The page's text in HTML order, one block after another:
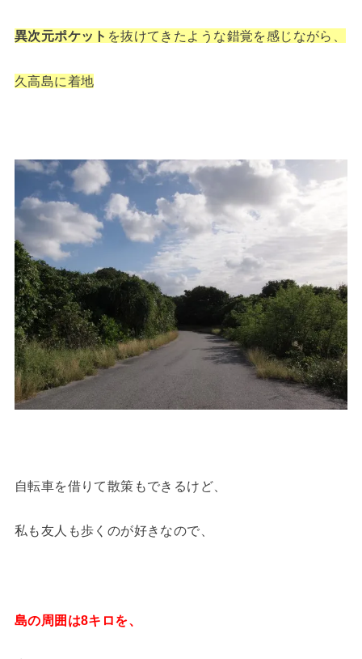
異次元ポケット を抜けてきたような錯覚を感じながら、
久高島に着地
自転車を借りて散策もできるけど、
私も友人も歩くのが好きなので、
島の周囲は8キロを、